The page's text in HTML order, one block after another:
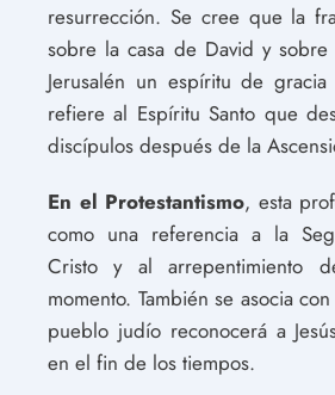
resurrección. Se cree que la
sobre la casa de David y sobre
Jerusalén un espíritu de
refiere al Espíritu Santo que
discípulos después de la
En el Protestantismo, esta
como una referencia a la
Cristo y al arrepentimiento
momento. También se asocia
pueblo judío reconocerá a
en el fin de los tiempos.